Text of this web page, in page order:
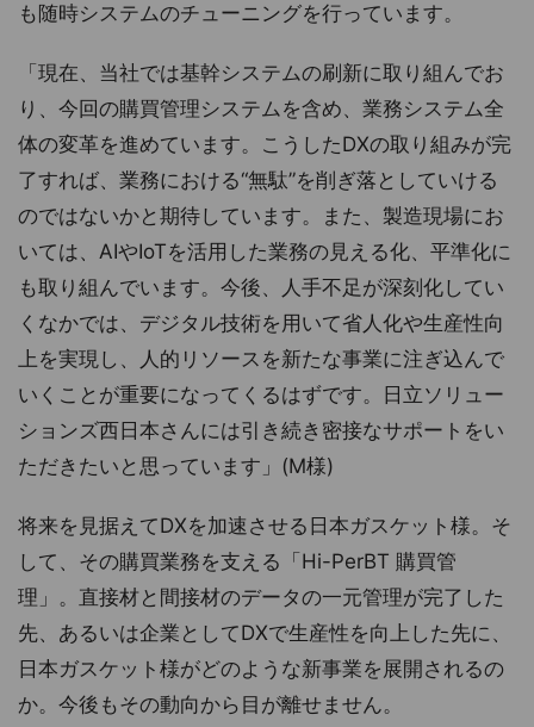
も随時システムのチューニングを行っています。
「現在、当社では基幹システムの刷新に取り組んでお
り、今回の購買管理システムを含め、業務システム全
体の変革を進めています。こうしたDXの取り組みが完
了すれば、業務における“無駄”を削ぎ落としていける
のではないかと期待しています。また、製造現場にお
いては、AIやIoTを活用した業務の見える化、平準化に
も取り組んでいます。今後、人手不足が深刻化してい
くなかでは、デジタル技術を用いて省人化や生産性向
上を実現し、人的リソースを新たな事業に注ぎ込んで
いくことが重要になってくるはずです。日立ソリュー
ションズ西日本さんには引き続き密接なサポートをい
ただきたいと思っています」(M様)
将来を見据えてDXを加速させる日本ガスケット様。そ
して、その購買業務を支える「Hi-PerBT 購買管
理」。直接材と間接材のデータの一元管理が完了した
先、あるいは企業としてDXで生産性を向上した先に、
日本ガスケット様がどのような新事業を展開されるの
か。今後もその動向から目が離せません。